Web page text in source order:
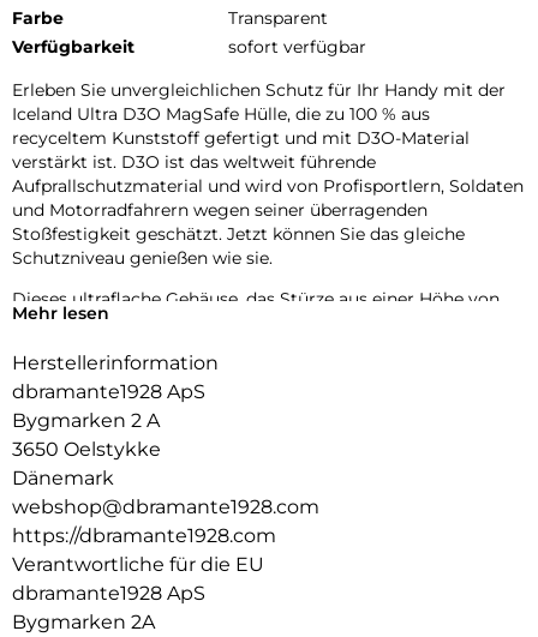
Farbe
Transparent
Verfügbarkeit
sofort verfügbar
Erleben Sie unvergleichlichen Schutz für Ihr Handy mit der
Iceland Ultra D3O MagSafe Hülle, die zu 100 % aus
recyceltem Kunststoff gefertigt und mit D3O-Material
verstärkt ist. D3O ist das weltweit führende
Aufprallschutzmaterial und wird von Profisportlern, Soldaten
und Motorradfahrern wegen seiner überragenden
Stoßfestigkeit geschätzt. Jetzt können Sie das gleiche
Schutzniveau genießen wie sie.
Dieses ultraflache Gehäuse, das Stürze aus einer Höhe von
bis zu 4 Metern übersteht, bietet maximalen Schutz ohne
für müheloses kabelloses Aufladen und macht Ihr Erlebnis
nahtlos und bequem. Wählen Sie Iceland Ultra D3O MagSafe
für den dünnsten und fortschrittlichsten Schutz Ihres
Telefons.
Mehr lesen
Herstellerinformation
dbramante1928 ApS
Bygmarken 2 A
3650 Oelstykke
Dänemark
webshop@dbramante1928.com
https://dbramante1928.com
Verantwortliche für die EU
dbramante1928 ApS
Bygmarken 2A